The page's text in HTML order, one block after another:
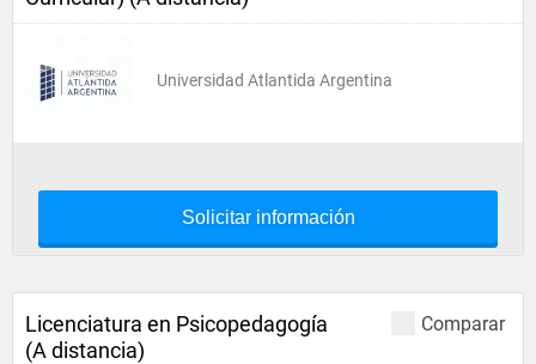
Universidad Atlantida Argentina
Solicitar información
Comparar
Licenciatura en Psicopedagogía
(A distancia)